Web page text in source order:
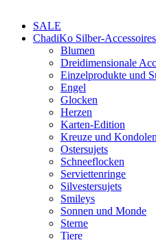
SALE
ChadiKo Silber-Accessoires
Blumen
Dreidimensionale
Einzelprodukte und
Engel
Glocken
Herzen
Karten-Edition
Kreuze und
Ostersujets
Schneeflocken
Serviettenringe
Silvestersujets
Smileys
Sonnen und Monde
Sterne
Tiere